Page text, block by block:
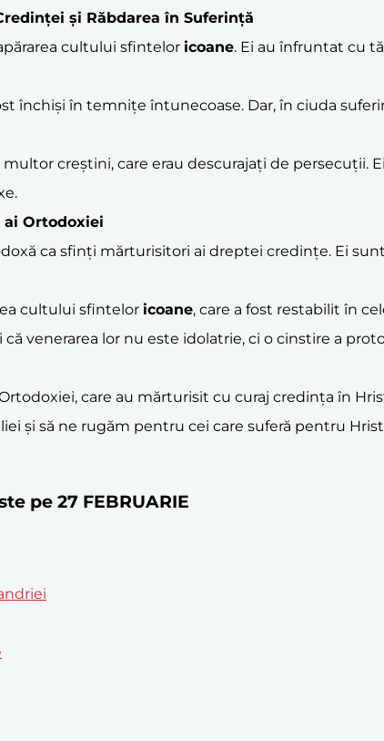
și Răbdarea în Suferință
cultului sfintelor icoane. Ei au înfruntat cu
închiși în temnițe întunecoase. Dar, în ciuda
creștini, care erau descurajați de persecuții.
ai Ortodoxiei
ca sfinți mărturisitori ai dreptei credințe. Ei
cultului sfintelor icoane, care a fost restabilit în
venerarea lor nu este idolatrie, ci o cinstire a
care au mărturisit cu curaj credința în
și să ne rugăm pentru cei care suferă pentru
pe 27 FEBRUARIE